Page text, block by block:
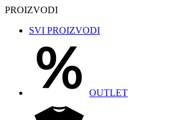
PROIZVODI
SVI PROIZVODI
OUTLET